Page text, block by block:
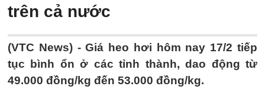
trên cả nước
(VTC News) -Giá heo hơi hôm nay 17/2 tiếp
tục bình ổn ở các tỉnh thành, dao động từ
49.000 đồng/kg đến 53.000 đồng/kg.